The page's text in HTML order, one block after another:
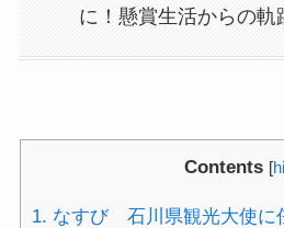
に！懸賞生活からの
Contents [
1. なすび 石川県観光大使